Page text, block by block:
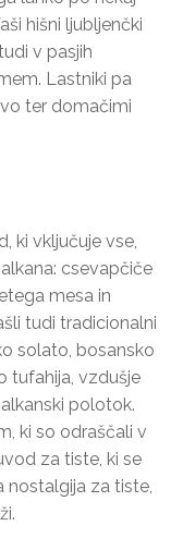
hišni ljubljenčki
v pasjih
Lastniki pa
ter domačimi
ki vključuje vse,
csevapčiče
mesa in
tudi tradicionalni
solato, bosansko
tufahija, vzdušje
polotok.
ki so odraščali v
za tiste, ki se
nostalgija za tiste,